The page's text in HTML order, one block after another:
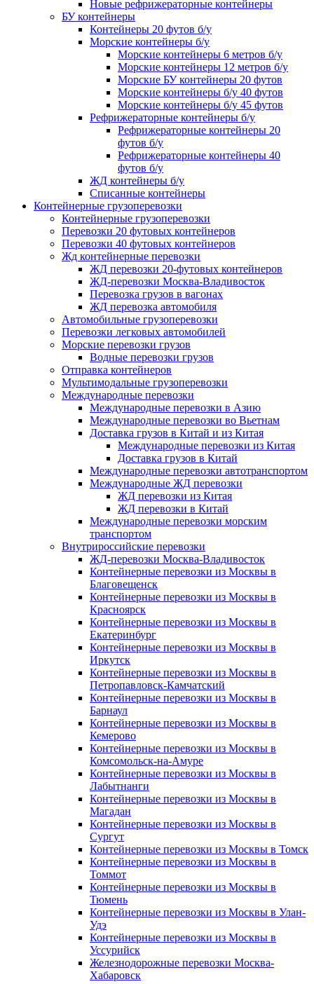
Новые рефрижераторные контейнеры
БУ контейнеры
Контейнеры 20 футов б/у
Морские контейнеры б/у
Морские контейнеры 6 метров б/у
Морские контейнеры 12 метров б/у
Морские БУ контейнеры 20 футов
Морские контейнеры б/у 40 футов
Морские контейнеры б/у 45 футов
Рефрижераторные контейнеры б/у
Рефрижераторные контейнеры 20
футов б/у
Рефрижераторные контейнеры 40
футов б/у
ЖД контейнеры б/у
Списанные контейнеры
Контейнерные грузоперевозки
Контейнерные грузоперевозки
Перевозки 20 футовых контейнеров
Перевозки 40 футовых контейнеров
Жд контейнерные перевозки
ЖД перевозки 20-футовых контейнеров
ЖД-перевозки Москва-Владивосток
Перевозка грузов в вагонах
ЖД перевозка автомобиля
Автомобильные грузоперевозки
Перевозки легковых автомобилей
Морские перевозки грузов
Водные перевозки грузов
Отправка контейнеров
Мультимодальные грузоперевозки
Международные перевозки
Международные перевозки в Азию
Международные перевозки во Вьетнам
Доставка грузов в Китай и из Китая
Международные перевозки из Китая
Доставка грузов в Китай
Международные перевозки автотранспортом
Международные ЖД перевозки
ЖД перевозки из Китая
ЖД перевозки в Китай
Международные перевозки морским
транспортом
Внутрироссийские перевозки
ЖД-перевозки Москва-Владивосток
Контейнерные перевозки из Москвы в
Благовещенск
Контейнерные перевозки из Москвы в
Красноярск
Контейнерные перевозки из Москвы в
Екатеринбург
Контейнерные перевозки из Москвы в
Иркутск
Контейнерные перевозки из Москвы в
Петропавловск-Камчатский
Контейнерные перевозки из Москвы в
Барнаул
Контейнерные перевозки из Москвы в
Кемерово
Контейнерные перевозки из Москвы в
Комсомольск-на-Амуре
Контейнерные перевозки из Москвы в
Лабытнанги
Контейнерные перевозки из Москвы в
Магадан
Контейнерные перевозки из Москвы в
Сургут
Контейнерные перевозки из Москвы в Томск
Контейнерные перевозки из Москвы в
Томмот
Контейнерные перевозки из Москвы в
Тюмень
Контейнерные перевозки из Москвы в Улан-
Удэ
Контейнерные перевозки из Москвы в
Уссурийск
Железнодорожные перевозки Москва-
Хабаровск